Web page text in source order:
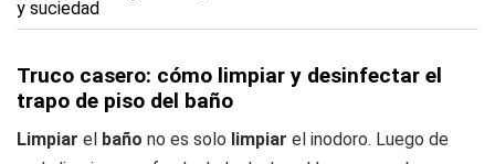
Truco casero: cómo limpiar y desinfectar el
trapo de piso del baño
Limpiar el baño no es solo limpiar el inodoro. Luego de